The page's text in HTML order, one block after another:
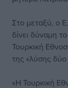
Στο μεταξύ, ο
δίνει δύναμη
Τουρκική
της «λύσης
«Η Τουρκική